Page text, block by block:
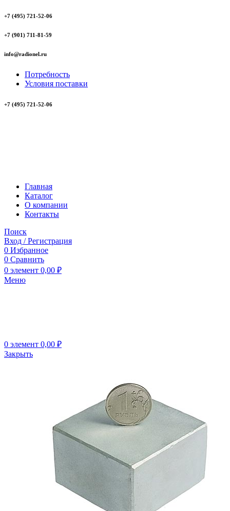
+7 (495) 721-52-06
+7 (901) 711-81-59
info@radionel.ru
Потребность
Условия поставки
+7 (495) 721-52-06
Главная
Каталог
О компании
Контакты
Поиск
Вход / Регистрация
0 Избранное
0 Сравнить
0 элемент 0,00 ₽
Меню
0 элемент 0,00 ₽
Закрыть